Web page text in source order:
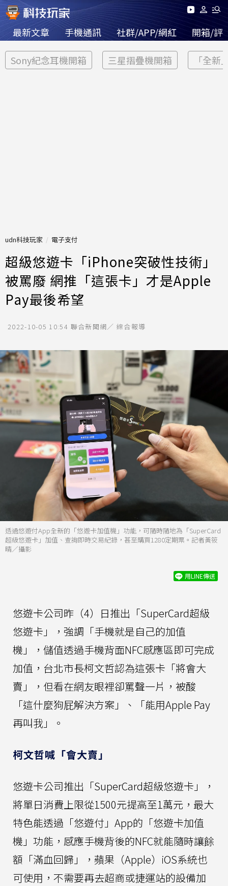
最新文章 手機通訊 社群/APP/網紅 開箱/評
Sony紀念耳機開箱 三星摺疊機開箱 「全新
udn科技玩家 電子支付
超級悠遊卡「iPhone突破性技術」
被罵廢 網推「這張卡」才是Apple
Pay最後希望
2022-10-05 10:54 聯合新聞網／ 綜合報導
透過悠遊付App全新的「悠遊卡加值機」功能，可隨時隨地為「SuperCard
超級悠遊卡」加值、查詢即時交易紀錄，甚至購買1280定期票。記者黃筱
晴／攝影
用LINE傳送
悠遊卡公司昨（4）日推出「SuperCard超級
悠遊卡」，強調「手機就是自己的加值
機」，儲值透過手機背面NFC感應區即可完成
加值，台北市長柯文哲認為這張卡「將會大
賣」，但看在網友眼裡卻罵聲一片，被酸
「這什麼狗屁解決方案」、「能用Apple Pay
再叫我」。
柯文哲喊「會大賣」
悠遊卡公司推出「SuperCard超級悠遊卡」，
將單日消費上限從1500元提高至1萬元，最大
特色能透過「悠遊付」App的「悠遊卡加值
機」功能，感應手機背後的NFC就能隨時讓餘
額「滿血回歸」，蘋果（Apple）iOS系統也
可使用，不需要再去超商或捷運站的設備加